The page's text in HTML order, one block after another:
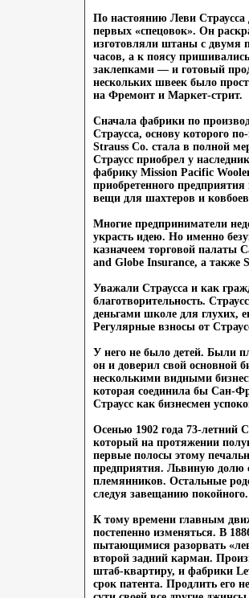
По настоянию Леви Страусса
первых «спецовок». Он
изготовляли штаны с двумя
часов, а к поясу
заклепками — и готовый
нескольких швеек было
на Фремонт и Маркет-стрит.
Сначала фабрики по
Страусса, основу которого
Strauss Co. стала в полной
Страусс приобрел у
фабрику Mission Pacific
приобретенного
вещи для шахтеров и
Многие предприниматели
украсть идею. Но именно
казначеем торговой палаты
and Globe Insurance, а также
Уважали Страусса и как
благотворительность.
деньгами школе для глухих,
Регулярные взносы от
У него не было детей. Были
он и доверил свой основной
несколькими видными
которая соединила бы Сан-
Страусс как бизнесмен
Осенью 1902 года 73-летний
который на протяжении
первые полосы этому
предприятия. Львиную долю
племянников. Остальные
следуя завещанию покойного.
К тому времени главным
постепенно изменяться. В
пытающимися разорвать
второй задний карман.
штаб-квартиру, и фабрики
срок патента. Продлить его